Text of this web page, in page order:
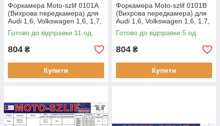
Форкамера Moto-szlif 0101A
(Вихрова передкамера) для
Audi 1,6, Volkswagen 1,6, 1,7,
2,4, Volvo 2,4
Готово до відправки 11 од.
804 ₴
Купити
Форкамера Moto-szlif 0101B
(Вихрова передкамера) для
Audi 1,6, Volkswagen 1,6, 1,7,
2,4, Volvo 2,4
Готово до відправки 5 од.
804 ₴
Купити